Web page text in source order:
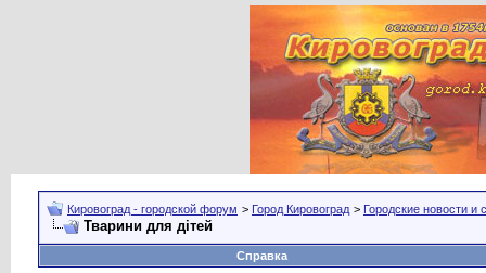
Кировоград - городской форум > Город Кировоград > Городские новости и
Тварини для дітей
Справка